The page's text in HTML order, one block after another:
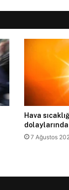
Hava
7 Ağustos